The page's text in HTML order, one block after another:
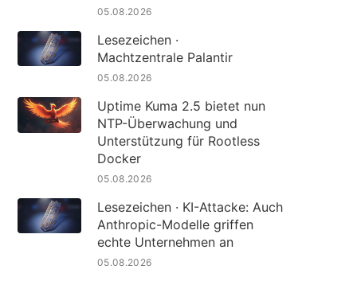
05.08.2026
Lesezeichen ·
Machtzentrale Palantir
05.08.2026
Uptime Kuma 2.5 bietet nun
NTP-Überwachung und
Unterstützung für Rootless
Docker
05.08.2026
Lesezeichen · KI-Attacke: Auch
Anthropic-Modelle griffen
echte Unternehmen an
05.08.2026